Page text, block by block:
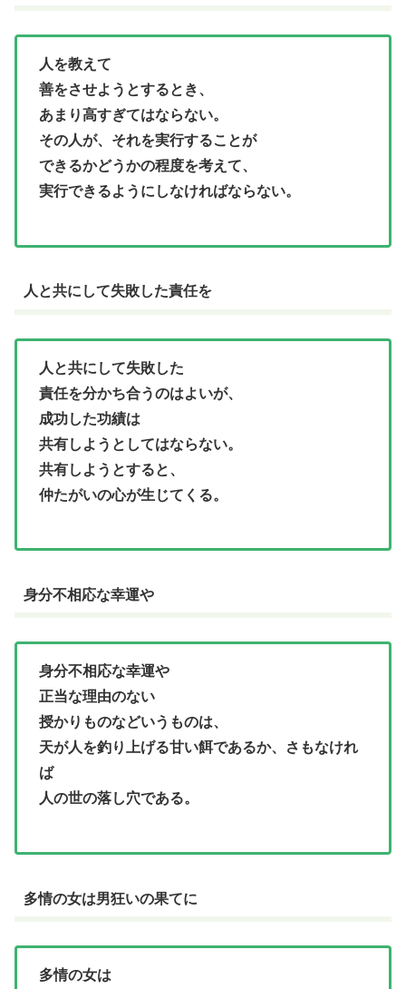
人を教えて
善をさせようとするとき、
あまり高すぎてはならない。
その人が、それを実行することが
できるかどうかの程度を考えて、
実行できるようにしなければならない。
人と共にして失敗した責任を
人と共にして失敗した
責任を分かち合うのはよいが、
成功した功績は
共有しようとしてはならない。
共有しようとすると、
仲たがいの心が生じてくる。
身分不相応な幸運や
身分不相応な幸運や
正当な理由のない
授かりものなどいうものは、
天が人を釣り上げる甘い餌であるか、
さもなけれ
ば
人の世の落し穴である。
多情の女は男狂いの果てに
多情の女は